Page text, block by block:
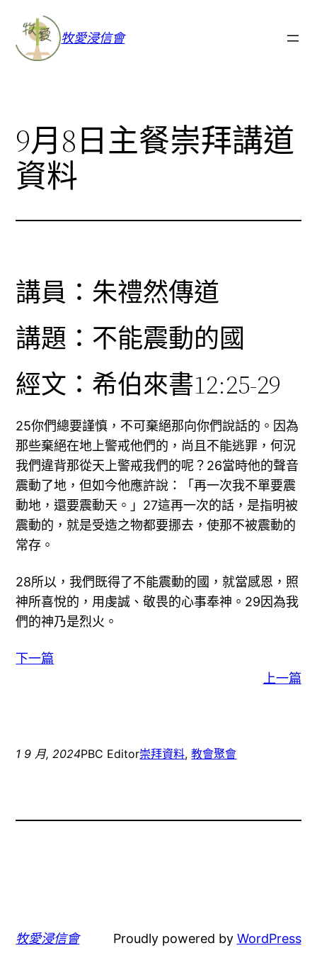
牧愛浸信會
9月8日主餐崇拜講道
資料
講員：朱禮然傳道
講題：不能震動的國
經文：希伯來書12:25-29
25你們總要謹慎，不可棄絕那向你們說話的。因為
那些棄絕在地上警戒他們的，尚且不能逃罪，何況
我們違背那從天上警戒我們的呢？26當時他的聲音
震動了地，但如今他應許說：「再一次我不單要震
動地，還要震動天。」27這再一次的話，是指明被
震動的，就是受造之物都要挪去，使那不被震動的
常存。
28所以，我們既得了不能震動的國，就當感恩，照
神所喜悅的，用虔誠、敬畏的心事奉神。29因為我
們的神乃是烈火。
下一篇
上一篇
1 9 月, 2024PBC Editor崇拜資料, 教會聚會
牧愛浸信會 Proudly powered by WordPress